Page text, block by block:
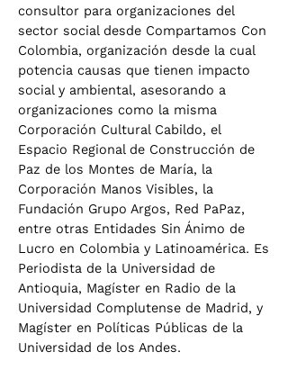
consultor para organizaciones del
sector social desde Compartamos Con
Colombia, organización desde la cual
potencia causas que tienen impacto
social y ambiental, asesorando a
organizaciones como la misma
Corporación Cultural Cabildo, el
Espacio Regional de Construcción de
Paz de los Montes de María, la
Corporación Manos Visibles, la
Fundación Grupo Argos, Red PaPaz,
entre otras Entidades Sin Ánimo de
Lucro en Colombia y Latinoamérica. Es
Periodista de la Universidad de
Antioquia, Magíster en Radio de la
Universidad Complutense de Madrid, y
Magíster en Políticas Públicas de la
Universidad de los Andes.